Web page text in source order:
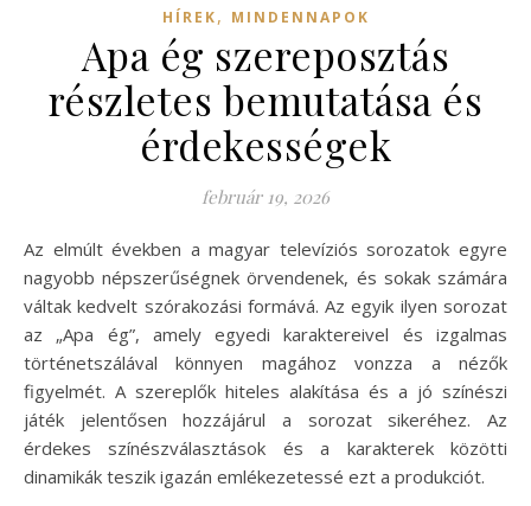
HÍREK, MINDENNAPOK
Apa ég szereposztás
részletes bemutatása és
érdekességek
február 19, 2026
Az elmúlt években a magyar televíziós sorozatok egyre
nagyobb népszerűségnek örvendenek, és sokak számára
váltak kedvelt szórakozási formává. Az egyik ilyen sorozat
az „Apa ég”, amely egyedi karaktereivel és izgalmas
történetszálával könnyen magához vonzza a nézők
figyelmét. A szereplők hiteles alakítása és a jó színészi
játék jelentősen hozzájárul a sorozat sikeréhez. Az
érdekes színészválasztások és a karakterek közötti
dinamikák teszik igazán emlékezetessé ezt a produkciót.